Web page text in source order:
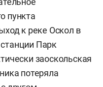
пункта
к реке Оскол в
Парк
заоскольская
потеряла